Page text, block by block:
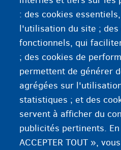
Agence Fédérale
d'Asile. L'instance
responsable de
des demandeurs
centres ou des
est aussi
: des cookies
l'utilisation du site ; des
fonctionnels, qui
; des cookies de
permettent de générer
agrégées sur
statistiques ; et des
servent à afficher du
publicités pertinents.
ACCEPTER TOUT »,